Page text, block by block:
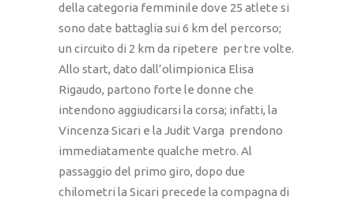
della categoria femminile dove 25 atlete si
sono date battaglia sui 6 km del percorso;
un circuito di 2 km da ripetere per tre volte.
Allo start, dato dall’olimpionica Elisa
Rigaudo, partono forte le donne che
intendono aggiudicarsi la corsa; infatti, la
Vincenza Sicari e la Judit Varga prendono
immediatamente qualche metro. Al
passaggio del primo giro, dopo due
chilometri la Sicari precede la compagna di